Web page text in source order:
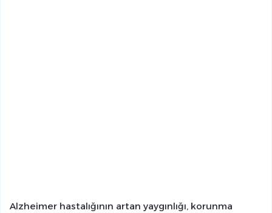
Alzheimer hastalığının artan yaygınlığı, korunma